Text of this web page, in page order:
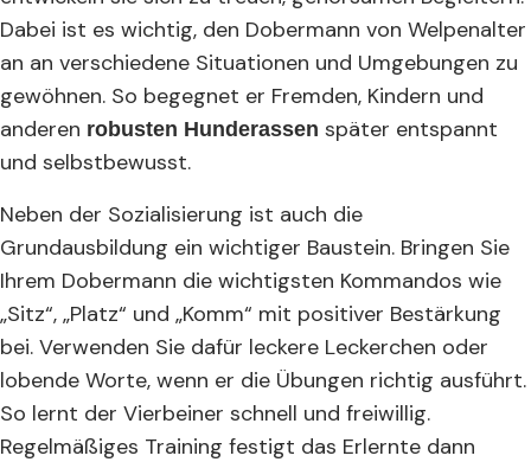
Dabei ist es wichtig, den Dobermann von Welpenalter
an an verschiedene Situationen und Umgebungen zu
gewöhnen. So begegnet er Fremden, Kindern und
anderen robusten Hunderassen später entspannt
und selbstbewusst.
Neben der Sozialisierung ist auch die
Grundausbildung ein wichtiger Baustein. Bringen Sie
Ihrem Dobermann die wichtigsten Kommandos wie
„Sitz“, „Platz“ und „Komm“ mit positiver Bestärkung
bei. Verwenden Sie dafür leckere Leckerchen oder
lobende Worte, wenn er die Übungen richtig ausführt.
So lernt der Vierbeiner schnell und freiwillig.
Regelmäßiges Training festigt das Erlernte dann